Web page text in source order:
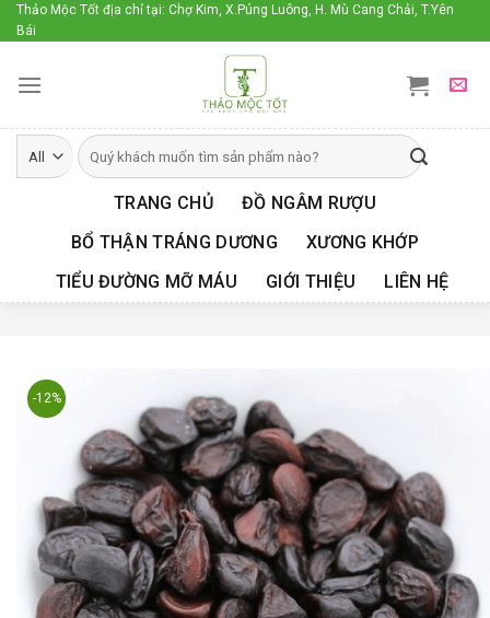
Skip
to
Thảo Mộc Tốt địa chỉ tại: Chợ Kim, X.Púng Luông, H. Mù Cang Chải, T.Yên
Bái
TRANG CHỦ
ĐỒ NGÂM RƯỢU
BỔ THẬN TRÁNG DƯƠNG
XƯƠNG KHỚP
TIỂU ĐƯỜNG MỠ MÁU
GIỚI THIỆU LIÊN HỆ
-12%